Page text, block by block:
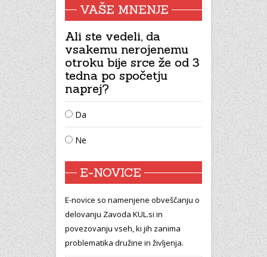
VAŠE MNENJE
Ali ste vedeli, da
vsakemu nerojenemu
otroku bije srce že od 3
tedna po spočetju
naprej?
Da
Ne
E-NOVICE
E-novice so namenjene obveščanju o
delovanju Zavoda KUL.si in
povezovanju vseh, ki jih zanima
problematika družine in življenja.